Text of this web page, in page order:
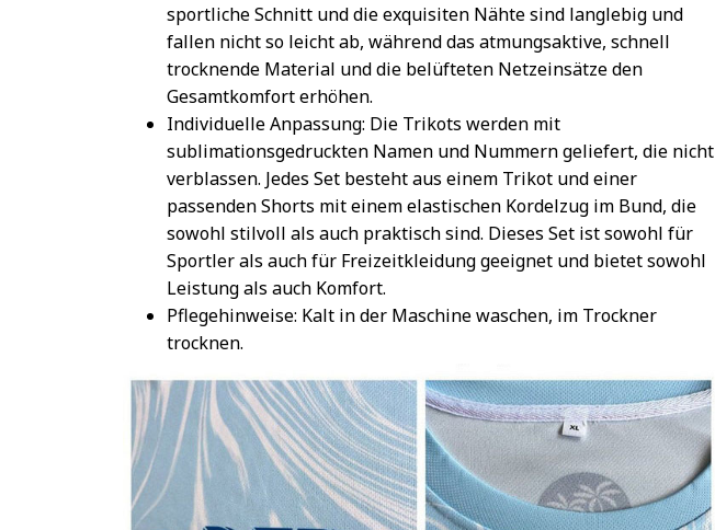
sportliche Schnitt und die exquisiten Nähte sind langlebig und
fallen nicht so leicht ab, während das atmungsaktive, schnell
trocknende Material und die belüfteten Netzeinsätze den
Gesamtkomfort erhöhen.
Individuelle Anpassung: Die Trikots werden mit
sublimationsgedruckten Namen und Nummern geliefert, die nicht
verblassen. Jedes Set besteht aus einem Trikot und einer
passenden Shorts mit einem elastischen Kordelzug im Bund, die
sowohl stilvoll als auch praktisch sind. Dieses Set ist sowohl für
Sportler als auch für Freizeitkleidung geeignet und bietet sowohl
Leistung als auch Komfort.
Pflegehinweise: Kalt in der Maschine waschen, im Trockner
trocknen.